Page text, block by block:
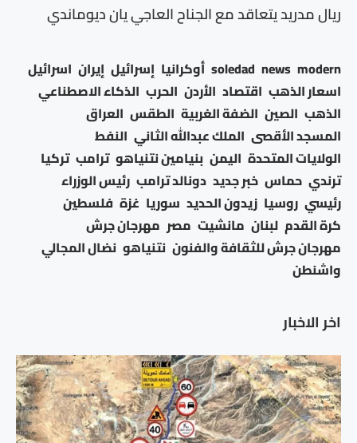
اخر الاخبار
ريال مدريد يتعاقد مع الجناح العاجي يان ديوماندي
modern
news
soledad أوكرانيا إسرائيل إيران اسرائيل
اسعار الذهب اقتصاد الأردن الحرب الذكاء الاصطناعي
الذهب الصين الضفة الغربية الطقس العراق
المسجد الأقصى الملك عبدالله الثاني النفط
الولايات المتحدة اليمن بنيامين نتنياهو ترامب تركيا
ترندي حماس خبر جديد دونالد ترامب رئيس الوزراء
رئيسي روسيا زيدون الحديد سوريا غزة فلسطين
كرة القدم لبنان مانشيت مصر مهرجان جرش
مهرجان جرش للثقافة والفنون نتنياهو نضال المجالي
واشنطن